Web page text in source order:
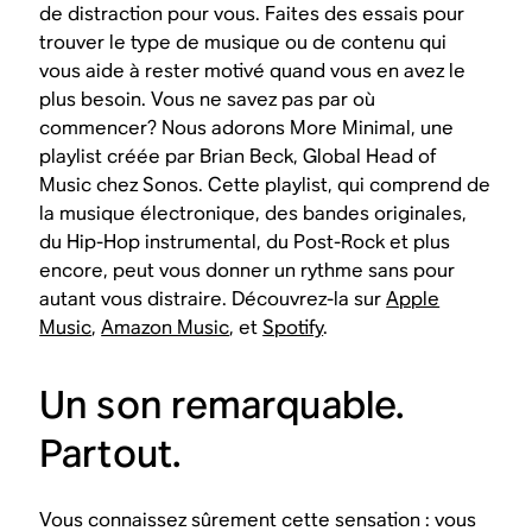
de distraction pour vous. Faites des essais pour
trouver le type de musique ou de contenu qui
vous aide à rester motivé quand vous en avez le
plus besoin. Vous ne savez pas par où
commencer? Nous adorons More Minimal, une
playlist créée par Brian Beck, Global Head of
Music chez Sonos. Cette playlist, qui comprend de
la musique électronique, des bandes originales,
du Hip-Hop instrumental, du Post-Rock et plus
encore, peut vous donner un rythme sans pour
autant vous distraire. Découvrez-la surApple
Music,Amazon Music, etSpotify.
Un son remarquable.
Partout.
Vous connaissez sûrement cette sensation : vous